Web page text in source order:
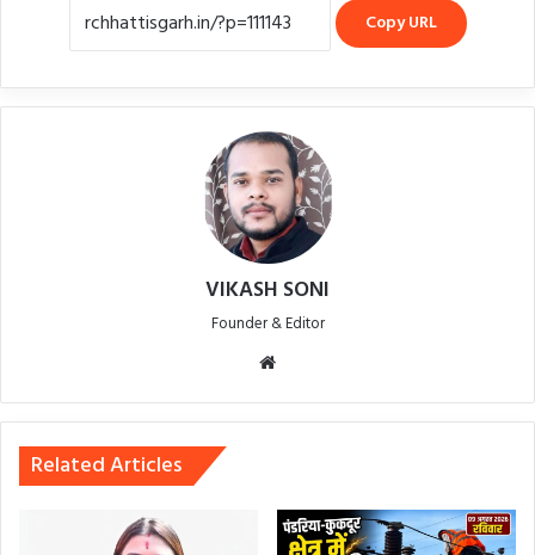
Copy URL
VIKASH SONI
Founder & Editor
Related Articles